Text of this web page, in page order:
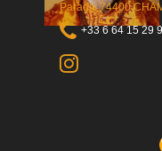
Paradis 74400
+33 6 64 15 29